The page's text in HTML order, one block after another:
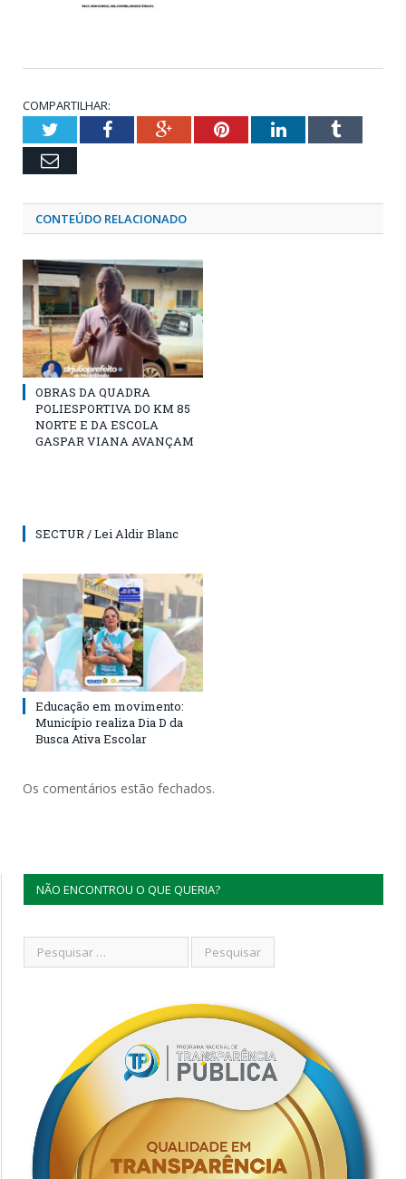
COMPARTILHAR:
TwitterFacebookGoogle+PinterestLinkedInTumblr
Email
CONTEÚDO RELACIONADO
OBRAS DA QUADRA
POLIESPORTIVA DO KM 85
NORTE E DA ESCOLA
GASPAR VIANA AVANÇAM
SECTUR / Lei Aldir Blanc
Educação em movimento:
Município realiza Dia D da
Busca Ativa Escolar
Os comentários estão fechados.
NÃO ENCONTROU O QUE QUERIA?